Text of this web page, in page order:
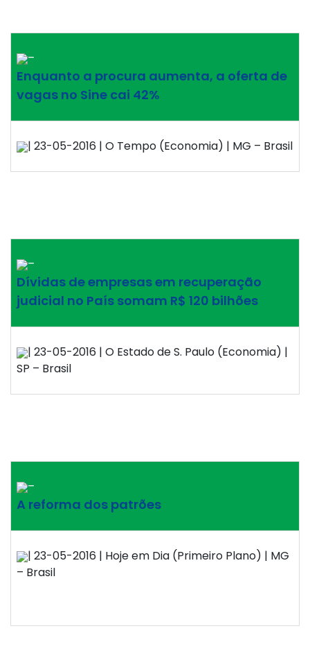
–
Enquanto a procura aumenta, a oferta de
vagas no Sine cai 42%
| 23-05-2016 | O Tempo (Economia) | MG – Brasil
–
Dívidas de empresas em recuperação
judicial no País somam R$ 120 bilhões
| 23-05-2016 | O Estado de S. Paulo (Economia) |
SP – Brasil
–
A reforma dos patrões
| 23-05-2016 | Hoje em Dia (Primeiro Plano) | MG
– Brasil